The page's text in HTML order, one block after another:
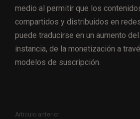
medio al permitir que los
compartidos y distribuidos en
puede traducirse en un aumento
instancia, de la monetización a
modelos de suscripción.
Artículo anterior